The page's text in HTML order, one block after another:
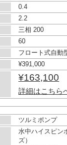
0.4
2.2
三相 200
60
フロート式自動
¥391,000
¥163,100
詳細はこちら
ツルミポンプ
水中ハイスピン
ズ）